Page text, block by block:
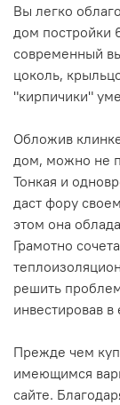
Вы легко
дом постройки
современный
цоколь,
"кирпичики"
Обложив
дом, можно не
Тонкая и
даст фору
этом она
Грамотно
решить
инвестировав в
Прежде чем
имеющимся
сайте.